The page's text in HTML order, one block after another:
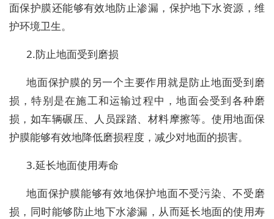
面保护膜还能够有效地防止渗漏，保护地下水资源，维
护环境卫生。
2.防止地面受到磨损
地面保护膜的另一个主要作用就是防止地面受到磨
损，特别是在施工和运输过程中，地面会受到各种磨
损，如车辆碾压、人员踩踏、材料摩擦等。使用地面保
护膜能够有效地降低磨损程度，减少对地面的损害。
3.延长地面使用寿命
地面保护膜能够有效地保护地面不受污染、不受磨
损，同时能够防止地下水渗漏，从而延长地面的使用寿